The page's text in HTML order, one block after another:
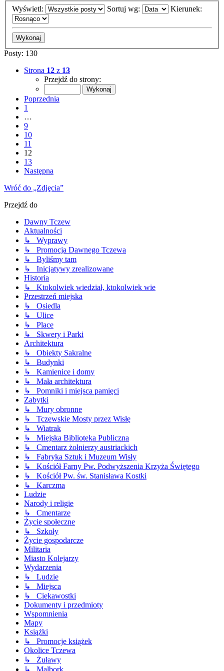
Wyświetl: Sortuj wg: Kierunek:
Posty: 130
Strona 12 z 13
Przejdź do strony:
Poprzednia
1
…
9
10
11
12
13
Następna
Wróć do „Zdjęcia”
Przejdź do
Dawny Tczew
Aktualności
↳ Wyprawy
↳ Promocja Dawnego Tczewa
↳ Byliśmy tam
↳ Inicjatywy zrealizowane
Historia
↳ Ktokolwiek wiedział, ktokolwiek wie
Przestrzeń miejska
↳ Osiedla
↳ Ulice
↳ Place
↳ Skwery i Parki
Architektura
↳ Obiekty Sakralne
↳ Budynki
↳ Kamienice i domy
↳ Mała architektura
↳ Pomniki i miejsca pamięci
Zabytki
↳ Mury obronne
↳ Tczewskie Mosty przez Wisłę
↳ Wiatrak
↳ Miejska Biblioteka Publiczna
↳ Cmentarz żołnierzy austriackich
↳ Fabryka Sztuk i Muzeum Wisły
↳ Kościół Farny Pw. Podwyższenia Krzyża Świętego
↳ Kościół Pw. św. Stanisława Kostki
↳ Karczma
Ludzie
Narody i religie
↳ Cmentarze
Życie społeczne
↳ Szkoły
Życie gospodarcze
Militaria
Miasto Kolejarzy
Wydarzenia
↳ Ludzie
↳ Miejsca
↳ Ciekawostki
Dokumenty i przedmioty
Wspomnienia
Mapy
Książki
↳ Promocje książek
Okolice Tczewa
↳ Żuławy
↳ Malbork